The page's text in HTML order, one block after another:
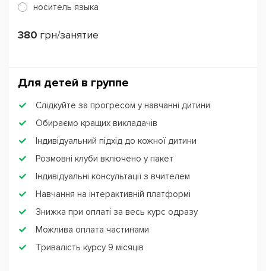
носитель языка
380 грн/занятие
Для детей в группе
Слідкуйте за прогресом у навчанні дитини
Обираємо кращих викладачів
Індивідуальний підхід до кожної дитини
Розмовні клуби включено у пакет
Індивідуальні консультації з вчителем
Навчання на інтерактивній платформі
Знижка при оплаті за весь курс одразу
Можлива оплата частинами
Тривалість курсу 9 місяців